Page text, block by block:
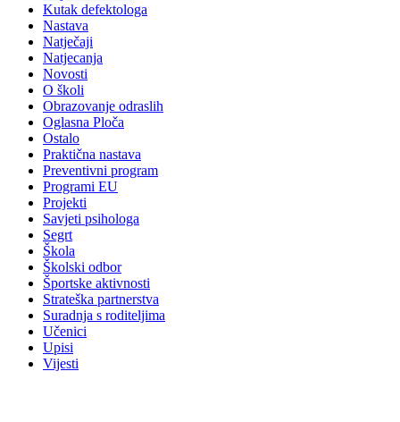
Kutak defektologa
Nastava
Natječaji
Natjecanja
Novosti
O školi
Obrazovanje odraslih
Oglasna Ploča
Ostalo
Praktična nastava
Preventivni program
Programi EU
Projekti
Savjeti psihologa
Segrt
Škola
Školski odbor
Športske aktivnosti
Strateška partnerstva
Suradnja s roditeljima
Učenici
Upisi
Vijesti